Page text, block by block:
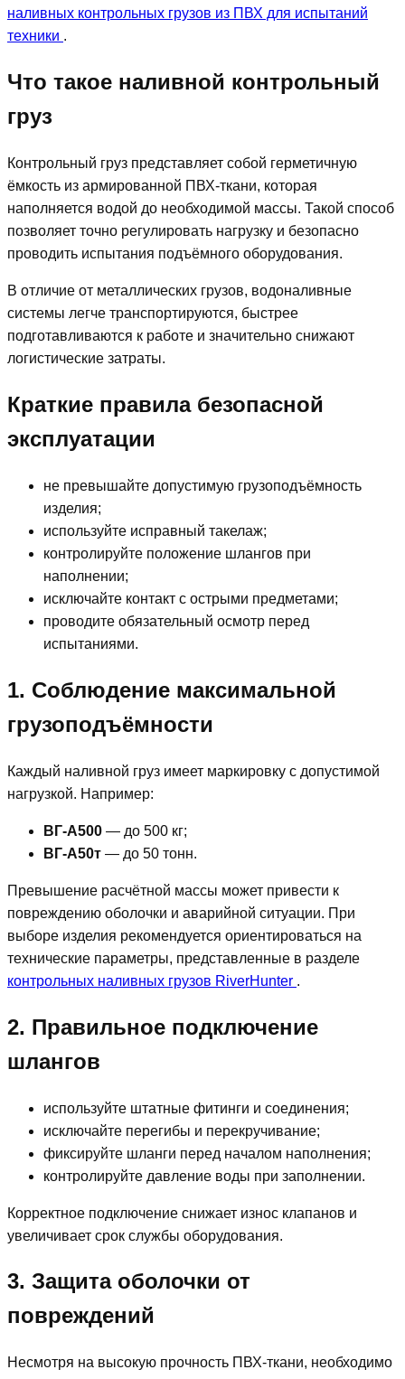
наливных контрольных грузов из ПВХ для испытаний
техники .
Что такое наливной контрольный
груз
Контрольный груз представляет собой герметичную
ёмкость из армированной ПВХ-ткани, которая
наполняется водой до необходимой массы. Такой способ
позволяет точно регулировать нагрузку и безопасно
проводить испытания подъёмного оборудования.
В отличие от металлических грузов, водоналивные
системы легче транспортируются, быстрее
подготавливаются к работе и значительно снижают
логистические затраты.
Краткие правила безопасной
эксплуатации
не превышайте допустимую грузоподъёмность
изделия;
используйте исправный такелаж;
контролируйте положение шлангов при
наполнении;
исключайте контакт с острыми предметами;
проводите обязательный осмотр перед
испытаниями.
1. Соблюдение максимальной
грузоподъёмности
Каждый наливной груз имеет маркировку с допустимой
нагрузкой. Например:
ВГ-А500 — до 500 кг;
ВГ-А50т — до 50 тонн.
Превышение расчётной массы может привести к
повреждению оболочки и аварийной ситуации. При
выборе изделия рекомендуется ориентироваться на
технические параметры, представленные в разделе
контрольных наливных грузов RiverHunter .
2. Правильное подключение
шлангов
используйте штатные фитинги и соединения;
исключайте перегибы и перекручивание;
фиксируйте шланги перед началом наполнения;
контролируйте давление воды при заполнении.
Корректное подключение снижает износ клапанов и
увеличивает срок службы оборудования.
3. Защита оболочки от
повреждений
Несмотря на высокую прочность ПВХ-ткани, необходимо